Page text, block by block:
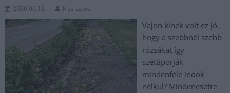
2026.06.12. Kiss Lajos
Vajon kinek volt ez jó,
hogy a szebbnél szebb
rózsákat így
széttiporják
mindenféle indok
nélkül? Mindenesetre